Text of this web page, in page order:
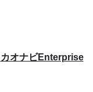
カオナビEnterprise